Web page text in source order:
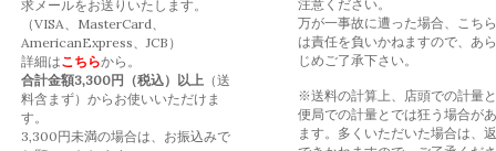
求メールをお送りいたします。
（VISA、MasterCard、
AmericanExpress、JCB）
詳細はこちらから。
合計金額3,300円（税込）以上 （送
料含まず）からお使いいただけま
す。
3,300円未満の場合は、お振込みで
注意ください。
万が一事故に遭った場合、こち
は責任を負いかねますので、あ
じめご了承下さい。
※送料の計算上、店頭での計量
便局での計量とでは狂う場合が
ます。多くいただいた場合は、